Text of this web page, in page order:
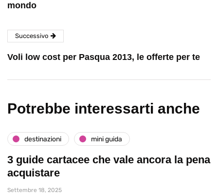
mondo
Successivo
Voli low cost per Pasqua 2013, le offerte per te
Potrebbe interessarti anche
destinazioni mini guida
3 guide cartacee che vale ancora la pena
acquistare
Settembre 18, 2025